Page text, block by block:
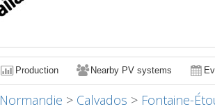
Production Nearby PV systems
Normandie > Calvados > Fontaine-